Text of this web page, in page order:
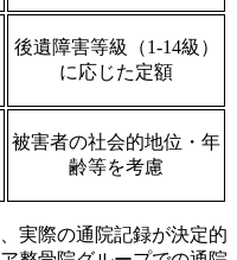
後遺障害等級（1-14級）
に応じた定額
被害者の社会的地位・年
齢等を考慮
実際の通院記録が決定的